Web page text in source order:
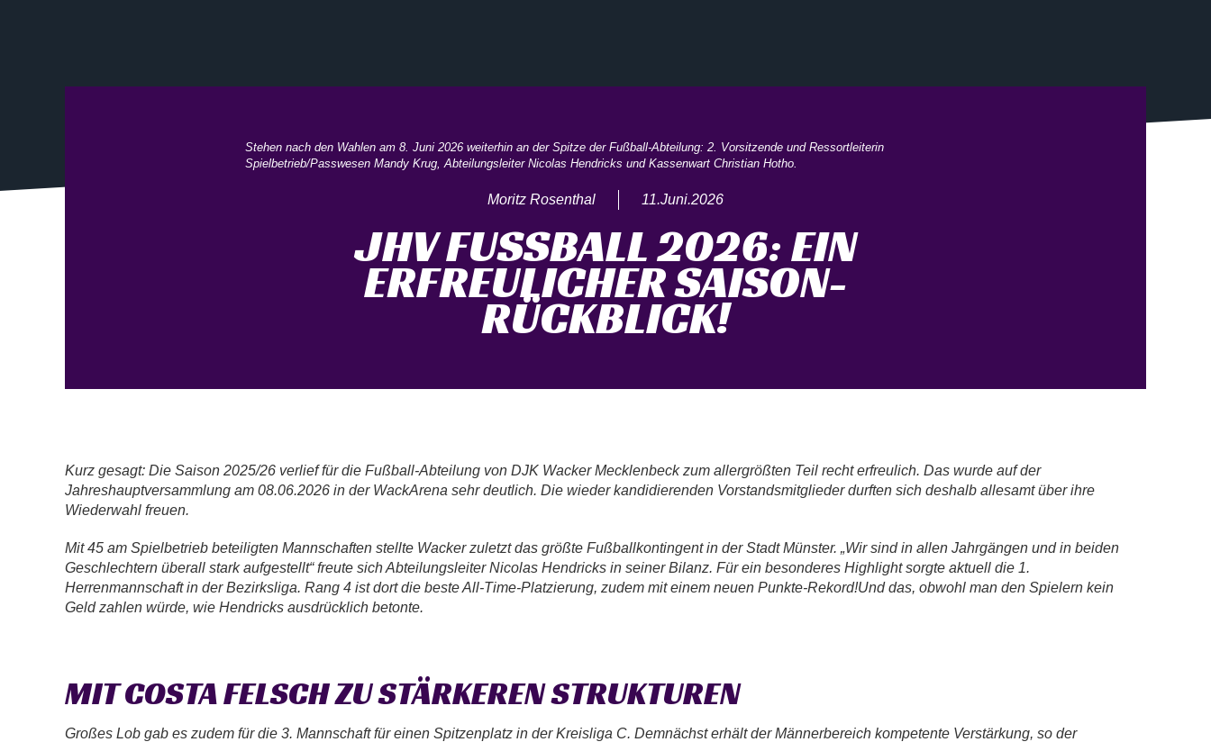
Stehen nach den Wahlen am 8. Juni 2026 weiterhin an der Spitze der Fußball-Abteilung: 2. Vorsitzende und Ressortleiterin
Spielbetrieb/Passwesen Mandy Krug, Abteilungsleiter Nicolas Hendricks und Kassenwart Christian Hotho.
Moritz Rosenthal 11.Juni.2026
JHV FUSSBALL 2026: EIN E
RFREULICHER SAISON-R
ÜCKBLICK!
Kurz gesagt: Die Saison 2025/26 verlief für die Fußball-Abteilung von DJK Wacker Mecklenbeck zum allergrößten Teil recht erfreulich. Das wurde auf der
Jahreshauptversammlung am 08.06.2026 in der WackArena sehr deutlich. Die wieder kandidierenden Vorstandsmitglieder durften sich deshalb allesamt über ihre
Wiederwahl freuen.
Mit 45 am Spielbetrieb beteiligten Mannschaften stellte Wacker zuletzt das größte Fußballkontingent in der Stadt Münster. „Wir sind in allen Jahrgängen und in beiden
Geschlechtern überall stark aufgestellt“ freute sich Abteilungsleiter Nicolas Hendricks in seiner Bilanz. Für ein besonderes Highlight sorgte aktuell die 1.
Herrenmannschaft in der Bezirksliga. Rang 4 ist dort die beste All-Time-Platzierung, zudem mit einem neuen Punkte-Rekord!Und das, obwohl man den Spielern kein
Geld zahlen würde, wie Hendricks ausdrücklich betonte.
MIT COSTA FELSCH ZU STÄRKEREN STRUKTUREN
Großes Lob gab es zudem für die 3. Mannschaft für einen Spitzenplatz in der Kreisliga C. Demnächst erhält der Männerbereich kompetente Verstärkung, so der